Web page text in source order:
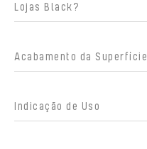
Lojas Black?
Acabamento da Superfície
Indicação de Uso